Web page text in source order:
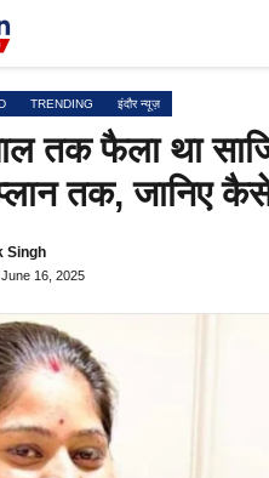
TRENDING इंदौर न्यूज़
तक फैला था
तक, जानिए
Singh
16, 2025